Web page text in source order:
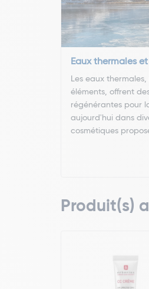
Eaux thermales
Les eaux
éléments, offrent
régénérantes pour
aujourd'hui dans
cosmétiques
Produit(s)